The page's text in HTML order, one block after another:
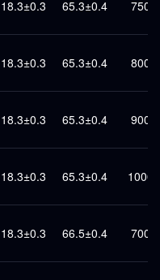
18.3±0.3 65.3±0.4 750
18.3±0.3 65.3±0.4 800
18.3±0.3 65.3±0.4 900
18.3±0.3 65.3±0.4 1000
18.3±0.3 66.5±0.4 700